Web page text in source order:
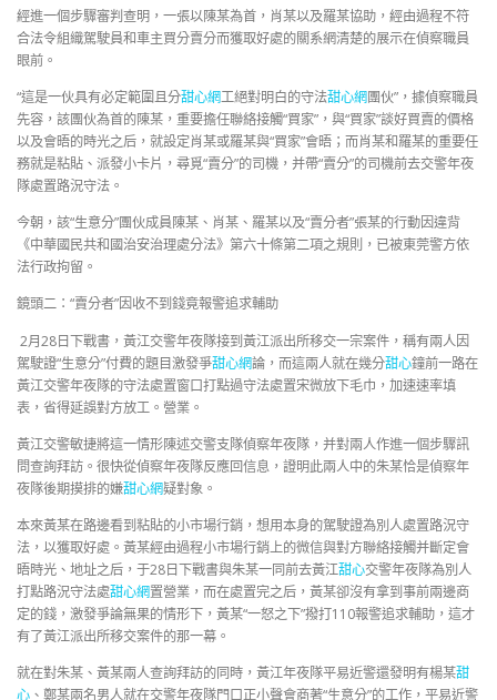
經進一個步驟審判查明，一張以陳某為首，肖某以及羅某協助，經由過程不符
合法令組織駕駛員和車主買分賣分而獲取好處的關系網清楚的展示在偵察職員
眼前。
“這是一伙具有必定範圍且分甜心網工絕對明白的守法甜心網團伙”，據偵察職員
先容，該團伙為首的陳某，重要擔任聯絡接觸“買家”，與“買家”談好買賣的價格
以及會晤的時光之后，就設定肖某或羅某與“買家”會晤；而肖某和羅某的重要任
務就是粘貼、派發小卡片，尋覓“賣分”的司機，并帶“賣分”的司機前去交警年夜
隊處置路況守法。
今朝，該“生意分”團伙成員陳某、肖某、羅某以及“賣分者”張某的行動因違背
《中華國民共和國治安治理處分法》第六十條第二項之規則，已被東莞警方依
法行政拘留。
鏡頭二：“賣分者”因收不到錢竟報警追求輔助
2月28日下戰書，黃江交警年夜隊接到黃江派出所移交一宗案件，稱有兩人因
駕駛證“生意分”付費的題目激發爭甜心網論，而這兩人就在幾分甜心鐘前一路在
黃江交警年夜隊的守法處置窗口打點過守法處置宋微放下毛巾，加速速率填
表，省得延誤對方放工。營業。
黃江交警敏捷將這一情形陳述交警支隊偵察年夜隊，并對兩人作進一個步驟訊
問查詢拜訪。很快從偵察年夜隊反應回信息，證明此兩人中的朱某恰是偵察年
夜隊後期摸排的嫌甜心網疑對象。
本來黃某在路邊看到粘貼的小市場行銷，想用本身的駕駛證為別人處置路況守
法，以獲取好處。黃某經由過程小市場行銷上的微信與對方聯絡接觸并斷定會
晤時光、地址之后，于28日下戰書與朱某一同前去黃江甜心交警年夜隊為別人
打點路況守法處甜心網置營業，而在處置完之后，黃某卻沒有拿到事前兩邊商
定的錢，激發爭論無果的情形下，黃某“一怒之下”撥打110報警追求輔助，這才
有了黃江派出所移交案件的那一幕。
就在對朱某、黃某兩人查詢拜訪的同時，黃江年夜隊平易近警還發明有楊某甜
心 、鄭某兩名男人就在交警年夜隊門口正小聲會商著“生意分”的工作，平易近警